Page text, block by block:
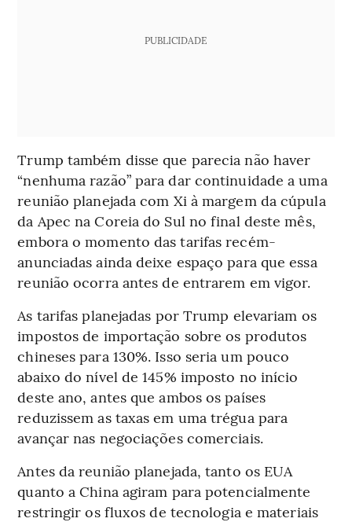
PUBLICIDADE
Trump também disse que parecia não haver
“nenhuma razão” para dar continuidade a uma
reunião planejada com Xi à margem da cúpula
da Apec na Coreia do Sul no final deste mês,
embora o momento das tarifas recém-
anunciadas ainda deixe espaço para que essa
reunião ocorra antes de entrarem em vigor.
As tarifas planejadas por Trump elevariam os
impostos de importação sobre os produtos
chineses para 130%. Isso seria um pouco
abaixo do nível de 145% imposto no início
deste ano, antes que ambos os países
reduzissem as taxas em uma trégua para
avançar nas negociações comerciais.
Antes da reunião planejada, tanto os EUA
quanto a China agiram para potencialmente
restringir os fluxos de tecnologia e materiais